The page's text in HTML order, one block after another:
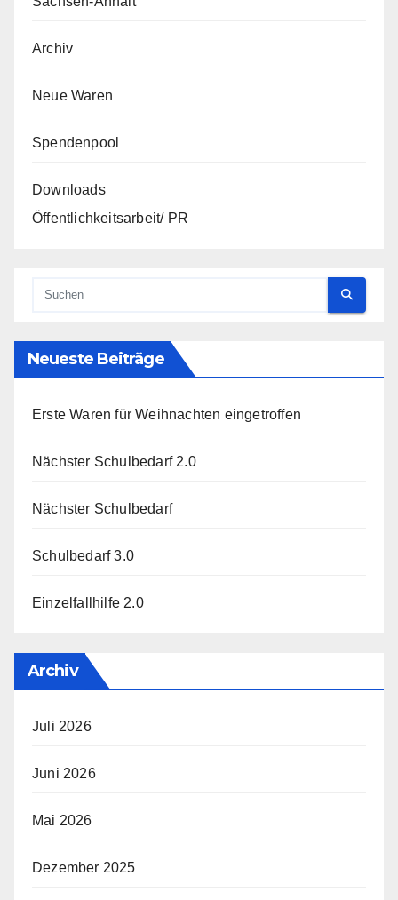
Archiv
Neue Waren
Spendenpool
Downloads
Öffentlichkeitsarbeit/ PR
Neueste Beiträge
Erste Waren für Weihnachten eingetroffen
Nächster Schulbedarf 2.0
Nächster Schulbedarf
Schulbedarf 3.0
Einzelfallhilfe 2.0
Archiv
Juli 2026
Juni 2026
Mai 2026
Dezember 2025